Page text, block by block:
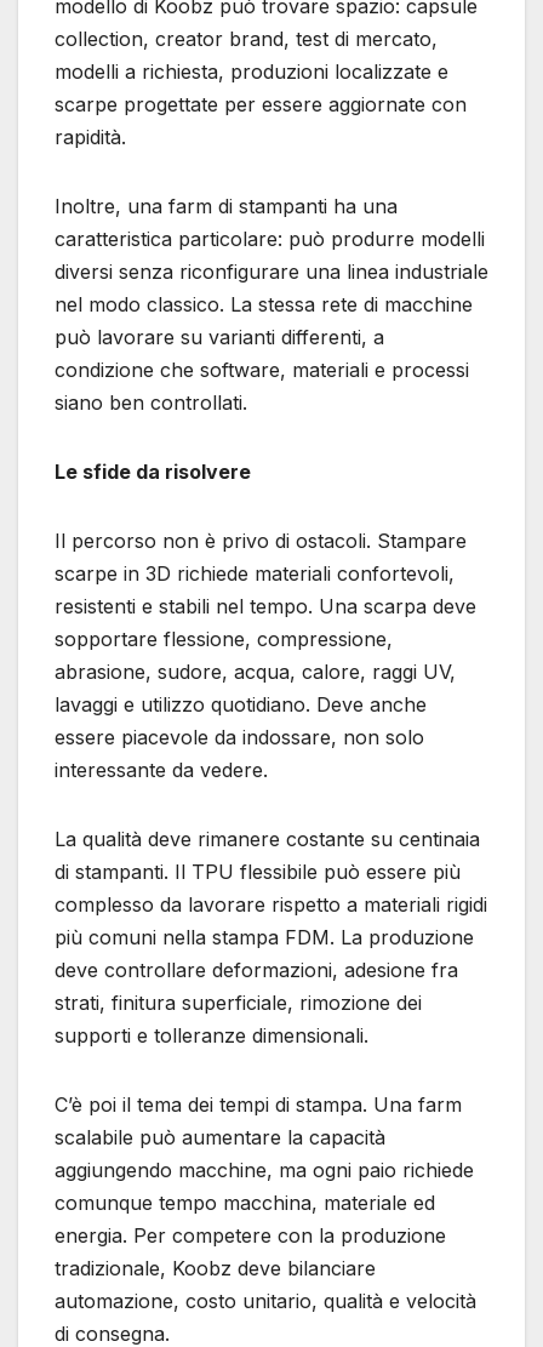
modello di Koobz può trovare spazio: capsule
collection, creator brand, test di mercato,
modelli a richiesta, produzioni localizzate e
scarpe progettate per essere aggiornate con
rapidità.
Inoltre, una farm di stampanti ha una
caratteristica particolare: può produrre modelli
diversi senza riconfigurare una linea industriale
nel modo classico. La stessa rete di macchine
può lavorare su varianti differenti, a
condizione che software, materiali e processi
siano ben controllati.
Le sfide da risolvere
Il percorso non è privo di ostacoli. Stampare
scarpe in 3D richiede materiali confortevoli,
resistenti e stabili nel tempo. Una scarpa deve
sopportare flessione, compressione,
abrasione, sudore, acqua, calore, raggi UV,
lavaggi e utilizzo quotidiano. Deve anche
essere piacevole da indossare, non solo
interessante da vedere.
La qualità deve rimanere costante su centinaia
di stampanti. Il TPU flessibile può essere più
complesso da lavorare rispetto a materiali rigidi
più comuni nella stampa FDM. La produzione
deve controllare deformazioni, adesione fra
strati, finitura superficiale, rimozione dei
supporti e tolleranze dimensionali.
C’è poi il tema dei tempi di stampa. Una farm
scalabile può aumentare la capacità
aggiungendo macchine, ma ogni paio richiede
comunque tempo macchina, materiale ed
energia. Per competere con la produzione
tradizionale, Koobz deve bilanciare
automazione, costo unitario, qualità e velocità
di consegna.